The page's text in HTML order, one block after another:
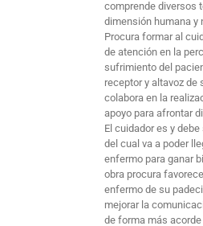
comprende diversos
dimensión humana y
Procura formar al
de atención en la
sufrimiento del
receptor y altavoz de
colabora en la
apoyo para afrontar
El cuidador es y
del cual va a poder
enfermo para ganar
obra procura
enfermo de su
mejorar la
de forma más